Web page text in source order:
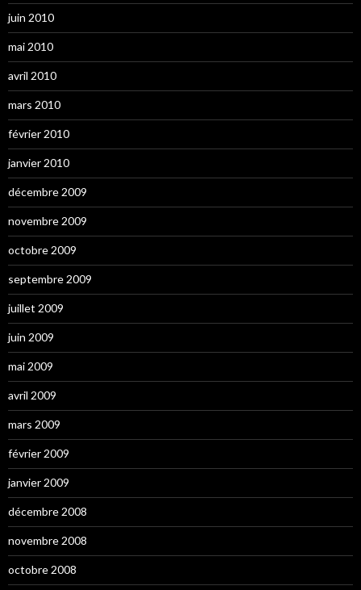
juin 2010
mai 2010
avril 2010
mars 2010
février 2010
janvier 2010
décembre 2009
novembre 2009
octobre 2009
septembre 2009
juillet 2009
juin 2009
mai 2009
avril 2009
mars 2009
février 2009
janvier 2009
décembre 2008
novembre 2008
octobre 2008